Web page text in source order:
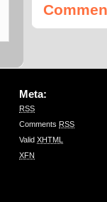
Meta:
RSS
Comments RSS
Valid XHTML
XFN